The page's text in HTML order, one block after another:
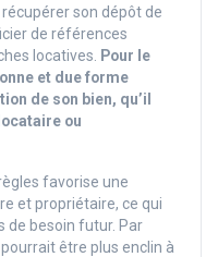
récupérer son dépôt de
de références
locatives.
Pour le
et due forme
de son bien, qu’il
ou
favorise une
et propriétaire, ce qui
de besoin futur. Par
être plus enclin à